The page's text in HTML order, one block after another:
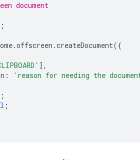
document
;
.offscreen .createDocument({
],
:
'reason for needing the
;
;